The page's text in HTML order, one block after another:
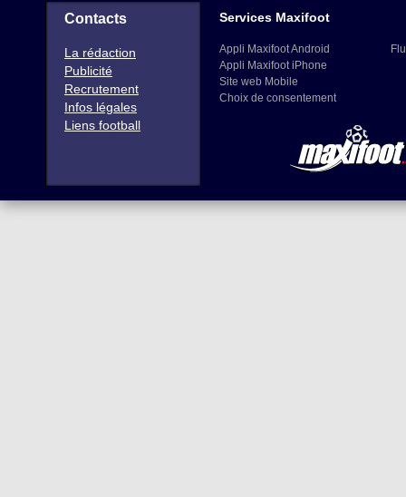
Contacts
La rédaction
Publicité
Recrutement
Infos légales
Liens football
Services Maxifoot
Appli Maxifoot Android
Appli Maxifoot iPhone
Site web Mobile
Choix de consentement